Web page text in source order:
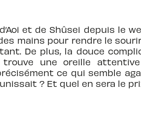
et de Shûsei depuis le
mains pour rendre le
De plus, la douce
trouve une oreille
ce qui semble
? Et quel en sera le